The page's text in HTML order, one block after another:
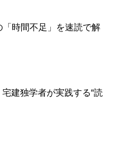
時間不足」を速読で解
建独学者が実践する“読